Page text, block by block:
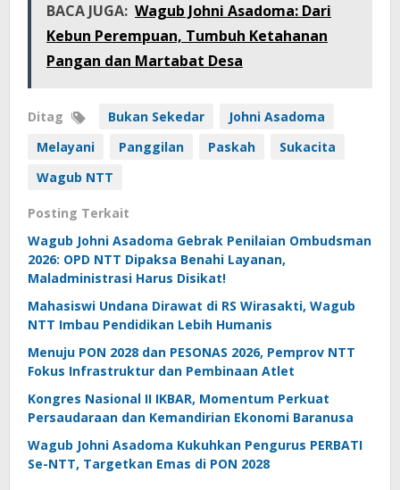
BACA JUGA: Wagub Johni Asadoma: Dari
Kebun Perempuan, Tumbuh Ketahanan
Pangan dan Martabat Desa
Ditag Bukan Sekedar
Johni Asadoma
Melayani
Panggilan Paskah
Sukacita
Wagub NTT
Posting Terkait
Wagub Johni Asadoma Gebrak Penilaian Ombudsman
2026: OPD NTT Dipaksa Benahi Layanan,
Maladministrasi Harus Disikat!
Mahasiswi Undana Dirawat di RS Wirasakti, Wagub
NTT Imbau Pendidikan Lebih Humanis
Menuju PON 2028 dan PESONAS 2026, Pemprov NTT
Fokus Infrastruktur dan Pembinaan Atlet
Kongres Nasional II IKBAR, Momentum Perkuat
Persaudaraan dan Kemandirian Ekonomi Baranusa
Wagub Johni Asadoma Kukuhkan Pengurus PERBATI
Se-NTT, Targetkan Emas di PON 2028